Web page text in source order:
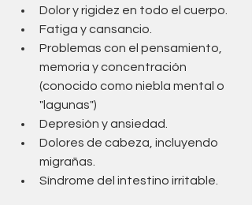
Dolor y rigidez en todo el cuerpo.
Fatiga y cansancio.
Problemas con el pensamiento,
memoria y concentración
(conocido como niebla mental o
"lagunas")
Depresión y ansiedad.
Dolores de cabeza, incluyendo
migrañas.
Síndrome del intestino irritable.